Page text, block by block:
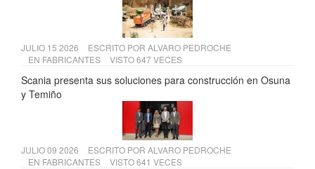
JULIO 15 2026 ESCRITO POR ALVARO PEDROCHE
EN FABRICANTES VISTO 647 VECES
Scania presenta sus soluciones para construcción en Osuna
y Temiño
JULIO 09 2026 ESCRITO POR ALVARO PEDROCHE
EN FABRICANTES VISTO 641 VECES